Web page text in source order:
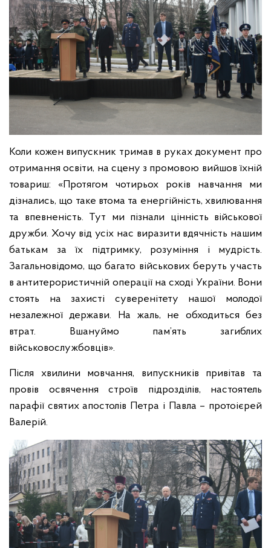
Коли кожен випускник тримав в руках документ про
отримання освіти, на сцену з промовою вийшов їхній
товариш: «Протягом чотирьох років навчання ми
дізнались, що таке втома та енергійність, хвилювання
та впевненість. Тут ми пізнали цінність військової
дружби. Хочу від усіх нас виразити вдячність нашим
батькам за їх підтримку, розуміння і мудрість.
Загальновідомо, що багато військових беруть участь
в антитерористичній операції на сході України. Вони
стоять на захисті суверенітету нашої молодої
незалежної держави. На жаль, не обходиться без
втрат. Вшануймо пам’ять загиблих
військовослужбовців».
Після хвилини мовчання, випускників привітав та
провів освячення строїв підрозділів, настоятель
парафії святих апостолів Петра і Павла – протоієрей
Валерій.